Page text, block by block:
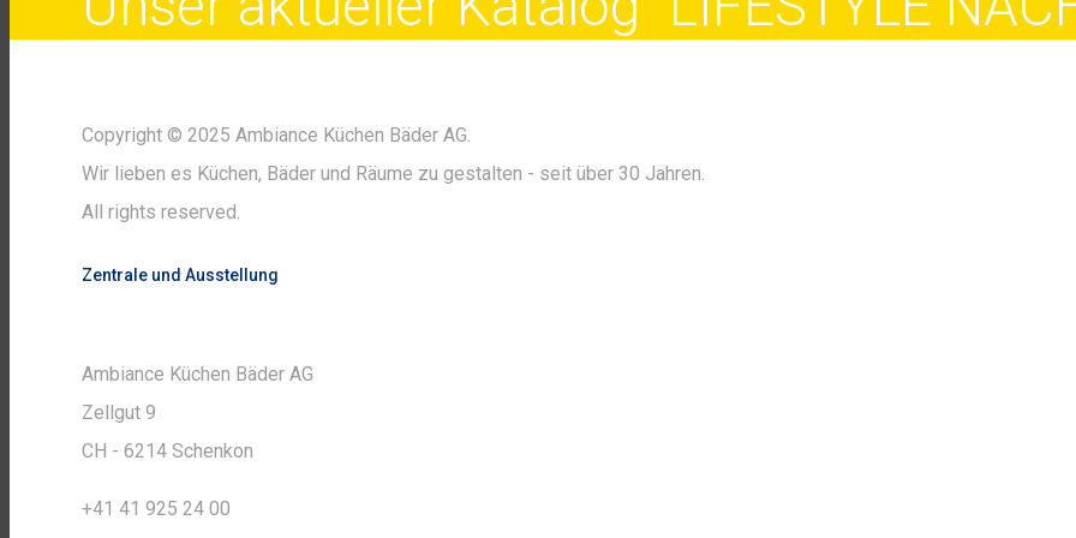
Copyright © 2025 Ambiance Küchen Bäder AG.
Wir lieben es Küchen, Bäder und Räume zu gestalten - seit über 30 Jahren.
All rights reserved.
Zentrale und Ausstellung
Ambiance Küchen Bäder AG
Zellgut 9
CH - 6214 Schenkon
+41 41 925 24 00